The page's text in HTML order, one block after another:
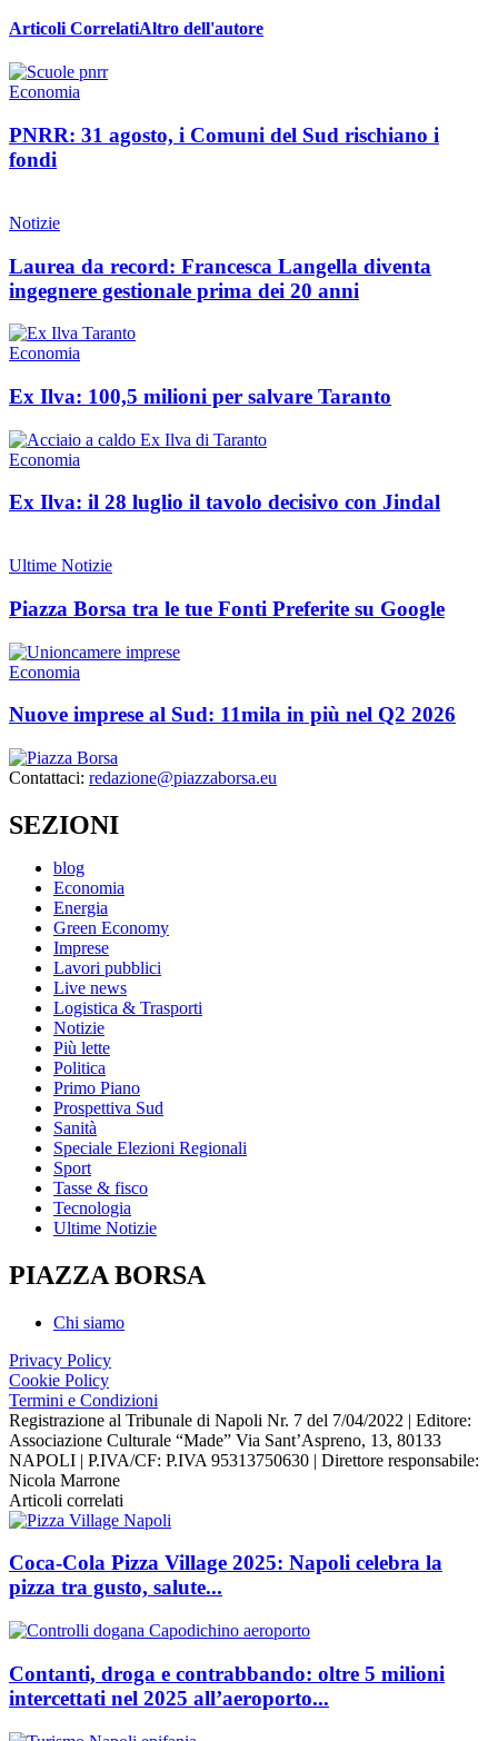
Articoli CorrelatiAltro dell'autore
Economia
PNRR: 31 agosto, i Comuni del Sud rischiano i
fondi
Notizie
Laurea da record: Francesca Langella diventa
ingegnere gestionale prima dei 20 anni
Economia
Ex Ilva: 100,5 milioni per salvare Taranto
Economia
Ex Ilva: il 28 luglio il tavolo decisivo con Jindal
Ultime Notizie
Piazza Borsa tra le tue Fonti Preferite su Google
Economia
Nuove imprese al Sud: 11mila in più nel Q2 2026
Contattaci: redazione@piazzaborsa.eu
SEZIONI
blog
Economia
Energia
Green Economy
Imprese
Lavori pubblici
Live news
Logistica & Trasporti
Notizie
Più lette
Politica
Primo Piano
Prospettiva Sud
Sanità
Speciale Elezioni Regionali
Sport
Tasse & fisco
Tecnologia
Ultime Notizie
PIAZZA BORSA
Chi siamo
Privacy Policy
Cookie Policy
Termini e Condizioni
Registrazione al Tribunale di Napoli Nr. 7 del 7/04/2022 | Editore:
Associazione Culturale “Made” Via Sant’Aspreno, 13, 80133
NAPOLI | P.IVA/CF: P.IVA 95313750630 | Direttore responsabile:
Nicola Marrone
Articoli correlati
Coca-Cola Pizza Village 2025: Napoli celebra la
pizza tra gusto, salute...
Contanti, droga e contrabbando: oltre 5 milioni
intercettati nel 2025 all’aeroporto...